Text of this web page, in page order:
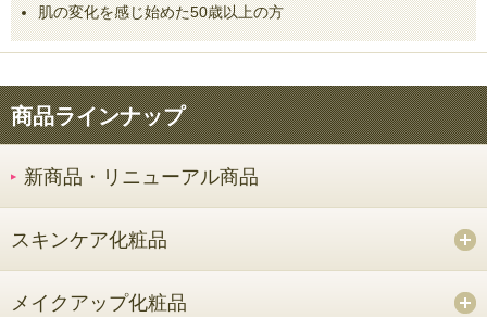
肌の変化を感じ始めた50歳以上の方
商品ラインナップ
新商品・リニューアル商品
スキンケア化粧品
メイクアップ化粧品